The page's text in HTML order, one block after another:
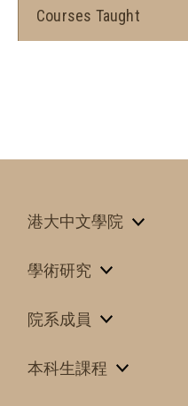
Courses Taught
港大中文學院
學術研究
院系成員
本科生課程